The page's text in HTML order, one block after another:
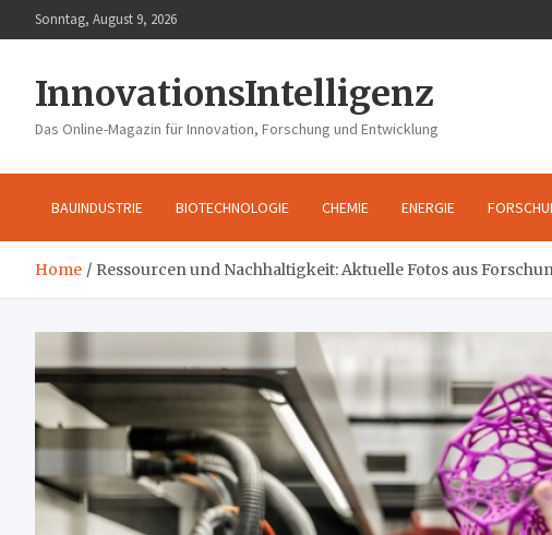
to
Sonntag, August 9, 2026
InnovationsIntelligenz
Das Online-Magazin für Innovation, Forschung und Entwicklung
BAUINDUSTRIE BIOTECHNOLOGIE CHEMIE ENERGIE
Home Ressourcen und Nachhaltigkeit: Aktuelle Fotos aus